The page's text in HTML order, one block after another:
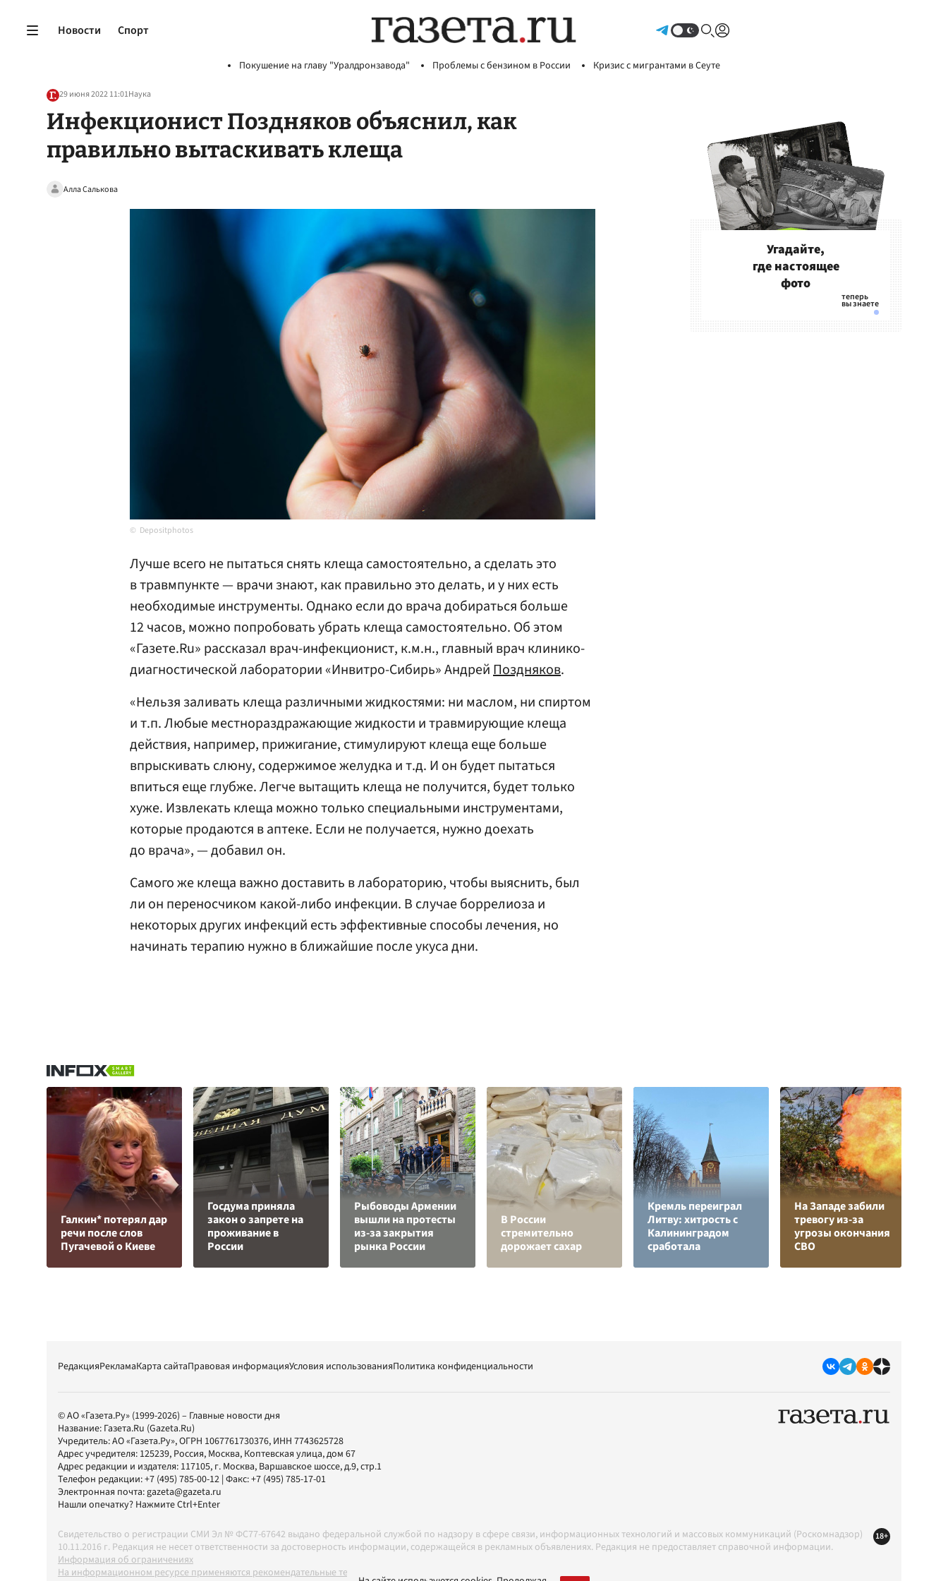
Новости Спорт
Покушение на главу "Уралдронзавода" Проблемы с бензином в России Кризис с мигрантами в Сеуте
29 июня 2022 11:01Наука
Инфекционист Поздняков объяснил, как
правильно вытаскивать клеща
Алла Салькова
Depositphotos
Лучше всего не пытаться снять клеща самостоятельно, а сделать это
в травмпункте — врачи знают, как правильно это делать, и у них есть
необходимые инструменты. Однако если до врача добираться больше
12 часов, можно попробовать убрать клеща самостоятельно. Об этом
«Газете.Ru» рассказал врач-инфекционист, к.м.н., главный врач клинико-
диагностической лаборатории «Инвитро-Сибирь» АндрейПоздняков.
«Нельзя заливать клеща различными жидкостями: ни маслом, ни спиртом
и т.п. Любые местнораздражающие жидкости и травмирующие клеща
действия, например, прижигание, стимулируют клеща еще больше
впрыскивать слюну, содержимое желудка и т.д. И он будет пытаться
впиться еще глубже. Легче вытащить клеща не получится, будет только
хуже. Извлекать клеща можно только специальными инструментами,
которые продаются в аптеке. Если не получается, нужно доехать
до врача», — добавил он.
Самого же клеща важно доставить в лабораторию, чтобы выяснить, был
ли он переносчиком какой-либо инфекции. В случае боррелиоза и
некоторых других инфекций есть эффективные способы лечения, но
начинать терапию нужно в ближайшие после укуса дни.
Угадайте,
где настоящее
фото
Галкин* потерял дар
речи после слов
Пугачевой о Киеве
Госдума приняла
закон о запрете на
проживание в
России
Рыбоводы Армении
вышли на протесты
из-за закрытия
рынка России
В России
стремительно
дорожает сахар
Кремль переиграл
Литву: хитрость с
Калининградом
сработала
На Западе забили
тревогу из-за
угрозы окончания
СВО
РедакцияРекламаКарта сайтаПравовая информацияУсловия использованияПолитика конфиденциальности
© АО «Газета.Ру» (1999-2026) – Главные новости дня
Название: Газета.Ru (Gazeta.Ru)
Учредитель:АО «Газета.Ру», ОГРН 1067761730376, ИНН 7743625728
Адрес учредителя: 125239, Россия, Москва, Коптевская улица, дом 67
Адрес редакции и издателя: 117105, г. Москва, Варшавское шоссе, д.9, стр.1
Телефон редакции:+7 (495) 785-00-12 | Факс:+7 (495) 785-17-01
Электронная почта:gazeta@gazeta.ru
Нашли опечатку? Нажмите Ctrl+Enter
Свидетельство о регистрации СМИ Эл № ФС77-67642 выдано федеральной службой по надзору в сфере связи, информационных технологий и массовых коммуникаций (Роскомнадзор)
10.11.2016 г. Редакция не несет ответственности за достоверность информации, содержащейся в рекламных объявлениях. Редакция не предоставляет справочной информации.
Информация об ограничениях
На информационном ресурсе применяются рекомендательные технологии в соответствии с Правилами
18+